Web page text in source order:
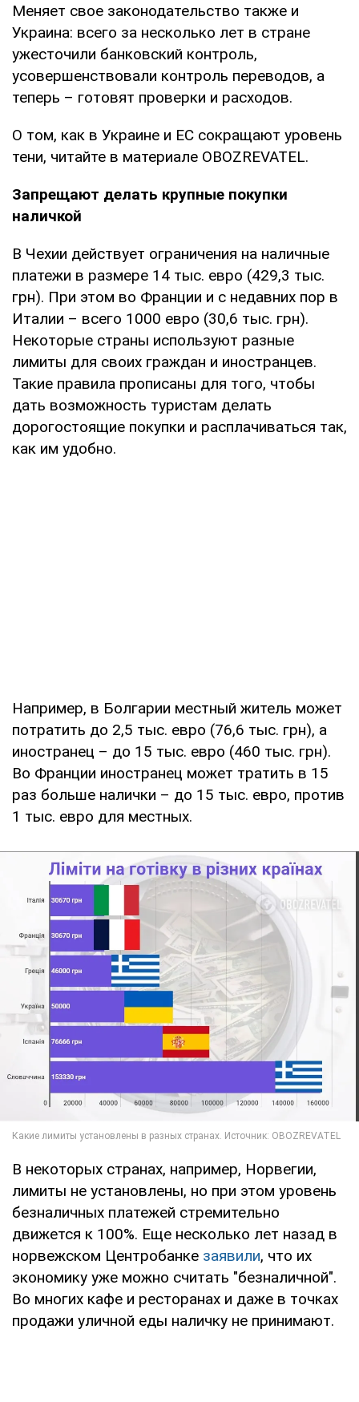
Меняет свое законодательство также и
Украина: всего за несколько лет в стране
ужесточили банковский контроль,
усовершенствовали контроль переводов, а
теперь – готовят проверки и расходов.
О том, как в Украине и ЕС сокращают уровень
тени, читайте в материале OBOZREVATEL.
Запрещают делать крупные покупки
наличкой
В Чехии действует ограничения на наличные
платежи в размере 14 тыс. евро (429,3 тыс.
грн). При этом во Франции и с недавних пор в
Италии – всего 1000 евро (30,6 тыс. грн).
Некоторые страны используют разные
лимиты для своих граждан и иностранцев.
Такие правила прописаны для того, чтобы
дать возможность туристам делать
дорогостоящие покупки и расплачиваться так,
как им удобно.
Например, в Болгарии местный житель может
потратить до 2,5 тыс. евро (76,6 тыс. грн), а
иностранец – до 15 тыс. евро (460 тыс. грн).
Во Франции иностранец может тратить в 15
раз больше налички – до 15 тыс. евро, против
1 тыс. евро для местных.
В некоторых странах, например, Норвегии,
лимиты не установлены, но при этом уровень
безналичных платежей стремительно
движется к 100%. Еще несколько лет назад в
норвежском Центробанке заявили, что их
экономику уже можно считать "безналичной".
Во многих кафе и ресторанах и даже в точках
продажи уличной еды наличку не принимают.